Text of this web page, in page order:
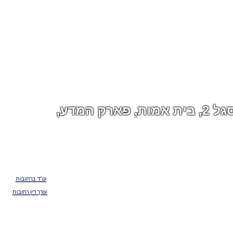
עורך דין רחובות
עו"ד ברחובות